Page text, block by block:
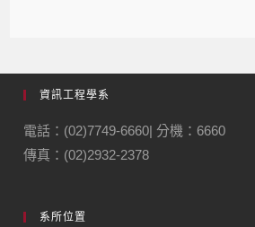
資訊工程學系
電話：(02)7749-6660| 分機：6660
傳真：(02)2932-2378
系所位置